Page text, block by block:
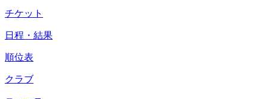
チケット
日程・結果
順位表
クラブ